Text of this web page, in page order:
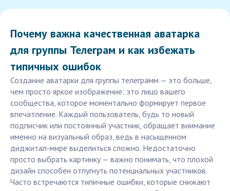
Почему важна качественная аватарка
для группы Телеграм и как избежать
типичных ошибок
Создание аватарки для группы телеграмм — это больше,
чем просто яркое изображение: это лицо вашего
сообщества, которое моментально формирует первое
впечатление. Каждый пользователь, будь то новый
подписчик или постоянный участник, обращает внимание
именно на визуальный образ, ведь в насыщенном
диджитал-мире выделиться сложно. Недостаточно
просто выбрать картинку — важно понимать, что плохой
дизайн способен отпугнуть потенциальных участников.
Часто встречаются типичные ошибки, которые снижают